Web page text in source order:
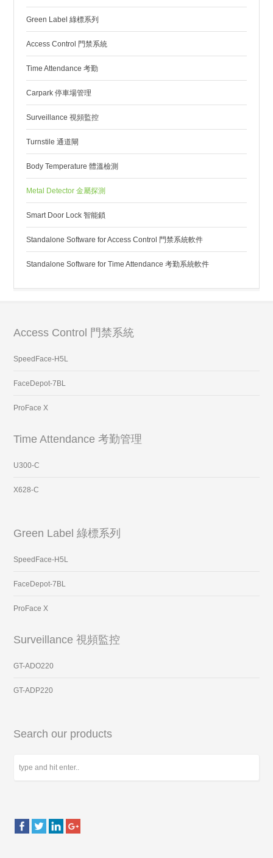
Green Label 綠標系列
Access Control 門禁系統
Time Attendance 考勤
Carpark 停車場管理
Surveillance 視頻監控
Turnstile 通道閘
Body Temperature 體溫檢測
Metal Detector 金屬探測
Smart Door Lock 智能鎖
Standalone Software for Access Control 門禁系統軟件
Standalone Software for Time Attendance 考勤系統軟件
Access Control 門禁系統
SpeedFace-H5L
FaceDepot-7BL
ProFace X
Time Attendance 考勤管理
U300-C
X628-C
Green Label 綠標系列
SpeedFace-H5L
FaceDepot-7BL
ProFace X
Surveillance 視頻監控
GT-ADO220
GT-ADP220
Search our products